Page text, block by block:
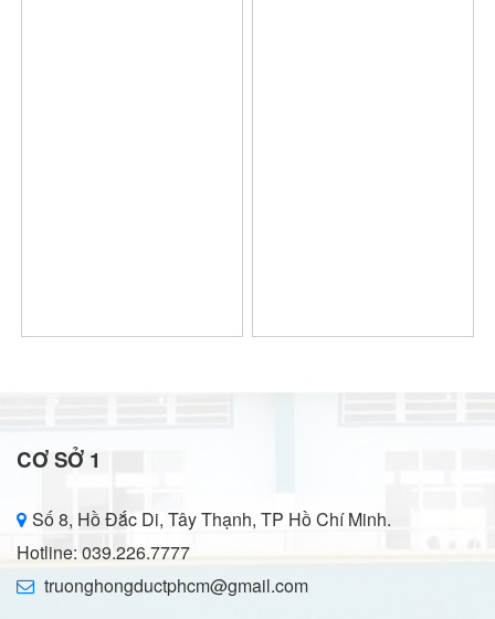
CƠ SỞ 1
Số 8, Hồ Đắc Di, Tây Thạnh, TP Hồ Chí Minh.
Hotline: 039.226.7777
truonghongductphcm@gmail.com